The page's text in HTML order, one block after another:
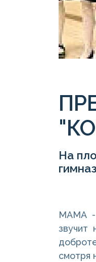
На
МАМА -
звучит
смотря